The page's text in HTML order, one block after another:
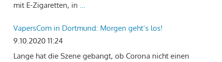
mit E-Zigaretten, in …
VapersCom in Dortmund: Morgen geht‘s los!
9.10.2020 11:24
Lange hat die Szene gebangt, ob Corona nicht einen